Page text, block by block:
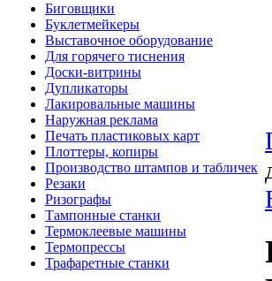
Биговщики
Буклетмейкеры
Выставочное оборудование
Для горячего тиснения
Доски-витрины
Дупликаторы
Лакировальные машины
Наружная реклама
Печать пластиковых карт
Плоттеры, копиры
Производство штампов и табличек
Резаки
Ризографы
Тампонные станки
Термоклеевые машины
Термопрессы
Трафаретные станки